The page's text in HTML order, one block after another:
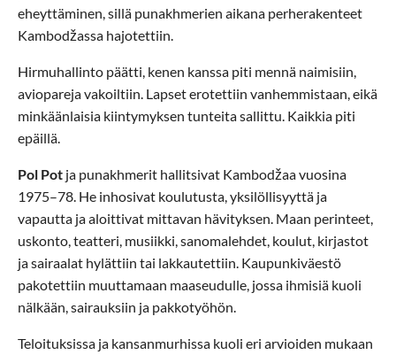
eheyttäminen, sillä punakhmerien aikana perherakenteet
Kambodžassa hajotettiin.
Hirmuhallinto päätti, kenen kanssa piti mennä naimisiin,
aviopareja vakoiltiin. Lapset erotettiin vanhemmistaan, eikä
minkäänlaisia kiintymyksen tunteita sallittu. Kaikkia piti
epäillä.
Pol Pot ja punakhmerit hallitsivat Kambodžaa vuosina
1975–78. He inhosivat koulutusta, yksilöllisyyttä ja
vapautta ja aloittivat mittavan hävityksen. Maan perinteet,
uskonto, teatteri, musiikki, sanomalehdet, koulut, kirjastot
ja sairaalat hylättiin tai lakkautettiin. Kaupunkiväestö
pakotettiin muuttamaan maaseudulle, jossa ihmisiä kuoli
nälkään, sairauksiin ja pakkotyöhön.
Teloituksissa ja kansanmurhissa kuoli eri arvioiden mukaan